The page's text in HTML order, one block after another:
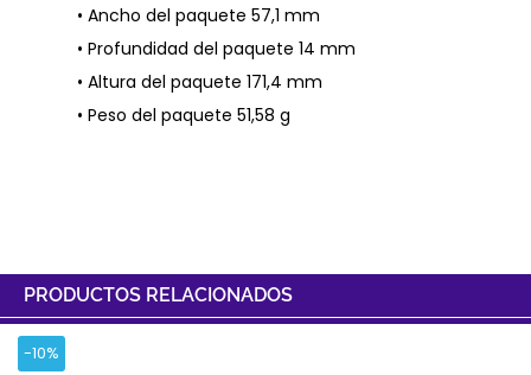
• Ancho del paquete 57,1 mm
• Profundidad del paquete 14 mm
• Altura del paquete 171,4 mm
• Peso del paquete 51,58 g
PRODUCTOS RELACIONADOS
-10%